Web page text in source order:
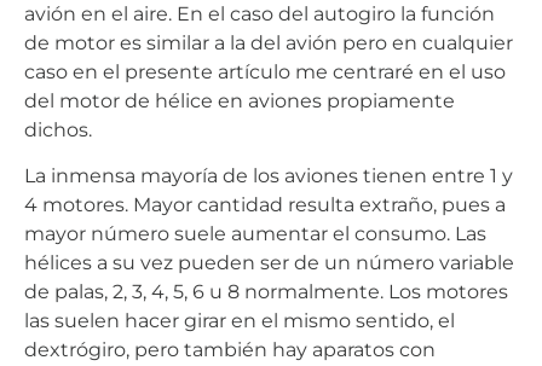
avión en el aire. En el caso del autogiro la función
de motor es similar a la del avión pero en cualquier
caso en el presente artículo me centraré en el uso
del motor de hélice en aviones propiamente
dichos.
La inmensa mayoría de los aviones tienen entre 1 y
4 motores. Mayor cantidad resulta extraño, pues a
mayor número suele aumentar el consumo. Las
hélices a su vez pueden ser de un número variable
de palas, 2, 3, 4, 5, 6 u 8 normalmente. Los motores
las suelen hacer girar en el mismo sentido, el
dextrógiro, pero también hay aparatos con